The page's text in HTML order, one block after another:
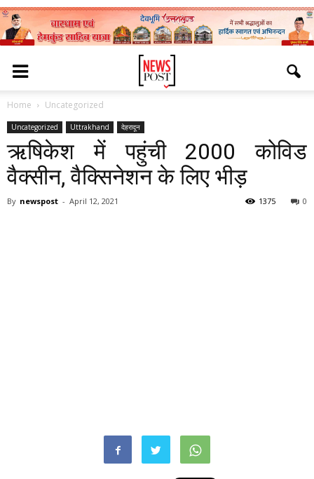
Home Uncategorized
Uncategorized Uttrakhand देहरादून
ऋषिकेश में पहुंची 2000 कोविड
वैक्सीन, वैक्सिनेशन के लिए भीड़
By newspost - April 12, 2021 0
1375